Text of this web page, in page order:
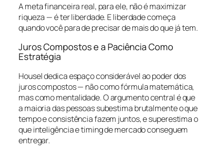
A meta financeira real, para ele, não é maximizar
riqueza — é ter liberdade. E liberdade começa
quando você para de precisar de mais do que já tem.
Juros Compostos e a Paciência Como
Estratégia
Housel dedica espaço considerável ao poder dos
juros compostos — não como fórmula matemática,
mas como mentalidade. O argumento central é que
a maioria das pessoas subestima brutalmente o que
tempo e consistência fazem juntos, e superestima o
que inteligência e timing de mercado conseguem
entregar.